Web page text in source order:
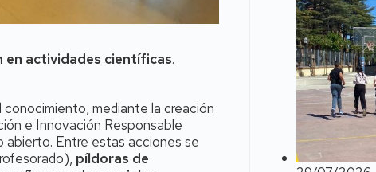
en actividades científicas.
mediante la creación
e Innovación Responsable
abierto. Entre estas acciones se
píldoras de